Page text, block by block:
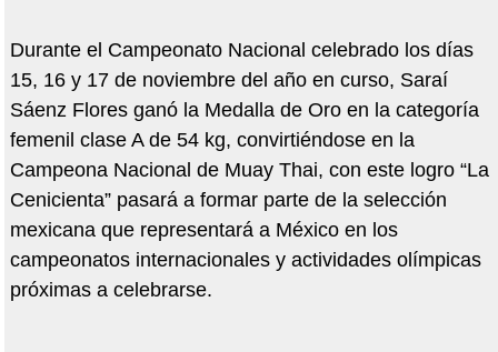
Durante el Campeonato Nacional celebrado los días
15, 16 y 17 de noviembre del año en curso, Saraí
Sáenz Flores ganó la Medalla de Oro en la categoría
femenil clase A de 54 kg, convirtiéndose en la
Campeona Nacional de Muay Thai, con este logro “La
Cenicienta” pasará a formar parte de la selección
mexicana que representará a México en los
campeonatos internacionales y actividades olímpicas
próximas a celebrarse.